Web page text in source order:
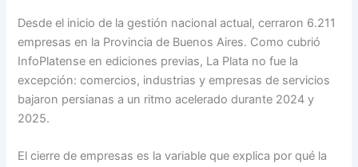
Desde el inicio de la gestión nacional actual, cerraron 6.211
empresas en la Provincia de Buenos Aires. Como cubrió
InfoPlatense en ediciones previas, La Plata no fue la
excepción: comercios, industrias y empresas de servicios
bajaron persianas a un ritmo acelerado durante 2024 y
2025.
El cierre de empresas es la variable que explica por qué la